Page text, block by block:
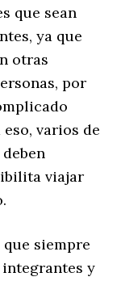
que sean
ya que
otras
por
varios de
viajar
siempre
y